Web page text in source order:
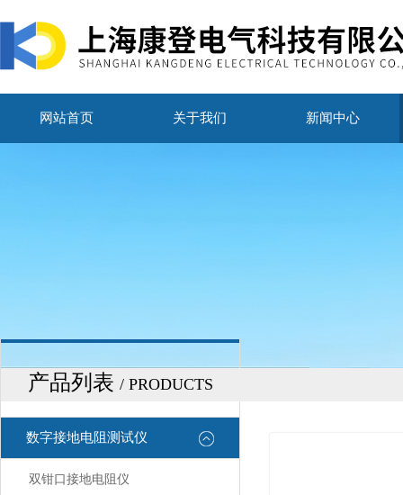
网站首页 关于我们 新闻中心
产品列表 / PRODUCTS
数字接地电阻测试仪
双钳口接地电阻仪